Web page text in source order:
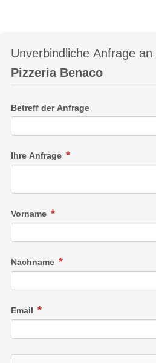
Unverbindliche Anfrage an
Pizzeria Benaco
Betreff der Anfrage
Ihre Anfrage
Vorname
Nachname
Email